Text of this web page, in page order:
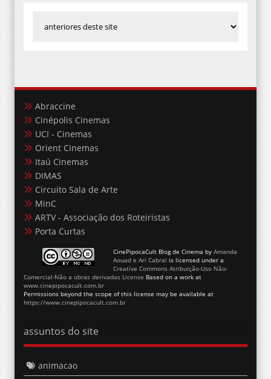
Abraccine
Cinépolis Cinemas
UCI - Cinemas
Orient Cinemas
Itaú Cinemas
DIMAS
Circuito Sala de Arte
MinC
ARTV - Associação dos Roteiristas
Porta Curtas
CinePipocaCult Blog de Cinema by Amanda
Aouad e Ari Cabral is licensed under a
Creative Commons Atribuição-Uso Não-
Comercial-Não a obras derivadas License Based on a work at
www.cinepipocacult.com.br
Permissions beyond the scope of this license may be available at
https://www.cinepipocacult.com.br
assuntos do site
animacao